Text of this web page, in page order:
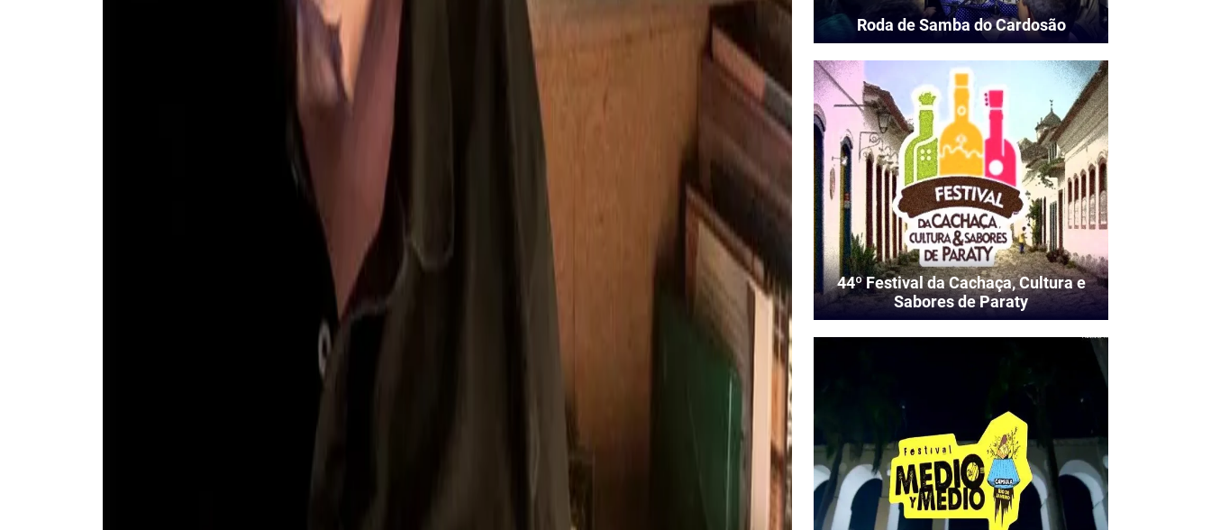
Roda de Samba do Cardosão
44º Festival da Cachaça, Cultura e
Sabores de Paraty